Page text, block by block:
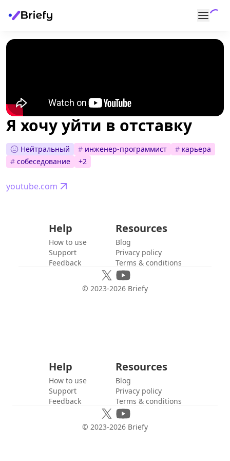
Я хочу уйти в отставку
Нейтральный # инженер-программист # карьера
# собеседование +2
youtube.com
Help
How to use
Support
Feedback
Resources
Blog
Privacy policy
Terms & conditions
© 2023-2026 Briefy
Help
How to use
Support
Feedback
Resources
Blog
Privacy policy
Terms & conditions
© 2023-2026 Briefy